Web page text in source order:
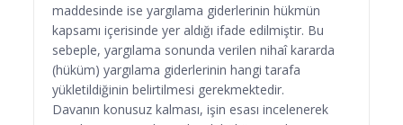
maddesinde ise yargılama giderlerinin hükmün
kapsamı içerisinde yer aldığı ifade edilmiştir. Bu
sebeple, yargılama sonunda verilen nihaî kararda
(hüküm) yargılama giderlerinin hangi tarafa
yükletildiğinin belirtilmesi gerekmektedir.
Davanın konusuz kalması, işin esası incelenerek